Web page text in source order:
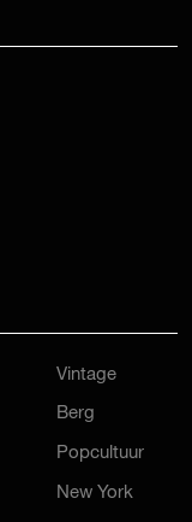
Vintage
Berg
Popcultuur
New York